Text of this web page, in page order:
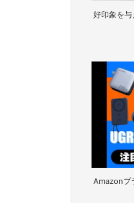
好印象を
Amazonプ